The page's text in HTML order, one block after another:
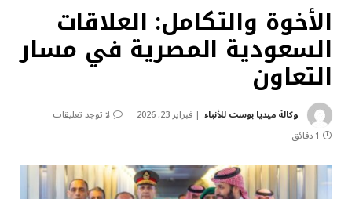
الأخوة والتكامل: العلاقات
السعودية المصرية في مسار
التعاون
وكالة ميديا بوست للأنباء فبراير 23, 2026
لا توجد تعليقات
1 دقائق